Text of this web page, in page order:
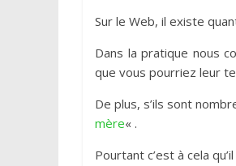
Sur le Web, il existe
Dans la pratique nous
que vous pourriez leur
De plus, s’ils sont
mère« .
Pourtant c’est à cela